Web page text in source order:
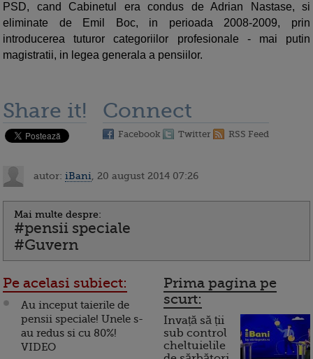
PSD, cand Cabinetul era condus de Adrian Nastase, si
eliminate de Emil Boc, in perioada 2008-2009, prin
introducerea tuturor categoriilor profesionale - mai putin
magistratii, in legea generala a pensiilor.
Share it! Connect
Facebook Twitter RSS Feed
autor: iBani , 20 august 2014 07:26
Mai multe despre:
#pensii speciale
#Guvern
Pe acelasi subiect:
Au inceput taierile de
pensii speciale! Unele s-
au redus si cu 80%!
VIDEO
Prima pagina pe
scurt:
Invață să ții
sub control
cheltuielile